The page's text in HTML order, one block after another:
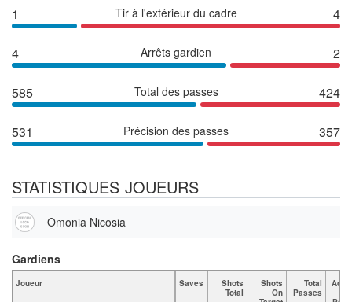
1 Tir à l'extérieur du cadre 4
4 Arrêts gardien 2
585 Total des passes 424
531 Précision des passes 357
STATISTIQUES JOUEURS
Omonia Nicosia
Joueur Saves
Shots
Total
Shots
On
Total
Passes
Gardiens